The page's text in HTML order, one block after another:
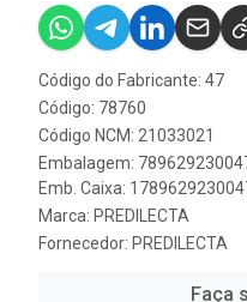
Código do Fabricante: 47
Código: 78760
Código NCM: 21033021
Embalagem:
Emb. Caixa:
Marca: PREDILECTA
Fornecedor: PREDILECTA
Faça